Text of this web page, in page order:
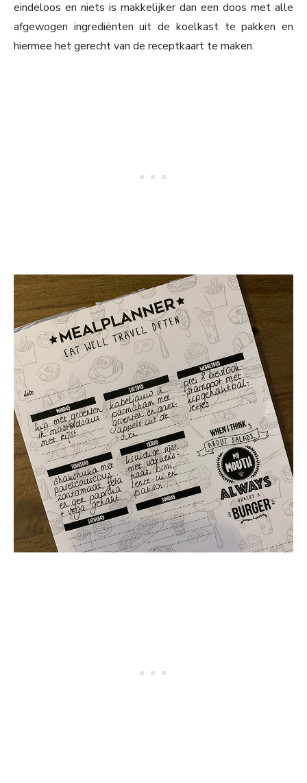
eindeloos en niets is makkelijker dan een doos met alle
afgewogen ingrediënten uit de koelkast te pakken en
hiermee het gerecht van de receptkaart te maken.